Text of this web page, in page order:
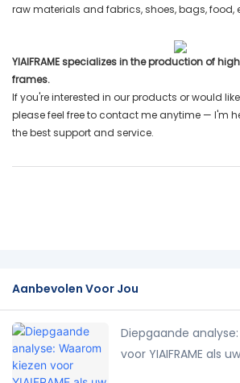
raw materials and fabrics, shoes, bags, food,
YIAIFRAME specializes in the production of
frames.
If you're interested in our products or would
please feel free to contact me anytime — I'm
the best support and service.
Aanbevolen Voor Jou
Diepgaande
voor YIAIFRAME als uw